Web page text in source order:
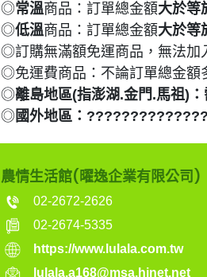
◎常溫商品：訂單總金額大於等
◎低溫商品：訂單總金額大於等
◎訂購無滿額免運商品，無法加
◎免運費商品：不論訂單總金額
◎離島地區(指澎湖.金門.馬祖)
◎ 國外地區：
農情生活館(曜逸企業有限公司)
02-2672-2626
02-2674-5335
https://www.lulala.com.tw
lulala.a168@msa.hinet.net